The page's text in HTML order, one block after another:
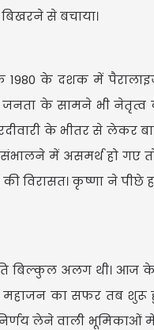
से बचाया।
के दशक में पैरालाइज
के सामने भी
के भीतर से लेकर
संभालने में असमर्थ हो
की विरासत। कृष्णा ने
बिल्कुल अलग थी। आज
महाजन का सफर तब
लेने वाली भूमिकाओं